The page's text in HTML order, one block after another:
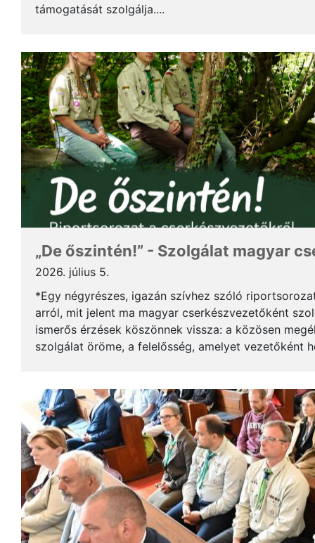
támogatását szolgálja....
„De őszintén!” - Szolgálat magyar
2026. július 5.
*Egy négyrészes, igazán szívhez szóló
arról, mit jelent ma magyar cserkészvezetőként
ismerős érzések köszönnek vissza: a közösen
szolgálat öröme, a felelősség, amelyet vezetőként